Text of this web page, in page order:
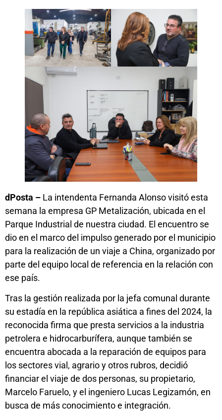
dPosta – La intendenta Fernanda Alonso visitó esta
semana la empresa GP Metalización, ubicada en el
Parque Industrial de nuestra ciudad. El encuentro se
dio en el marco del impulso generado por el municipio
para la realización de un viaje a China, organizado por
parte del equipo local de referencia en la relación con
ese país.
Tras la gestión realizada por la jefa comunal durante
su estadía en la república asiática a fines del 2024, la
reconocida firma que presta servicios a la industria
petrolera e hidrocarburífera, aunque también se
encuentra abocada a la reparación de equipos para
los sectores vial, agrario y otros rubros, decidió
financiar el viaje de dos personas, su propietario,
Marcelo Faruelo, y el ingeniero Lucas Legizamón, en
busca de más conocimiento e integración.